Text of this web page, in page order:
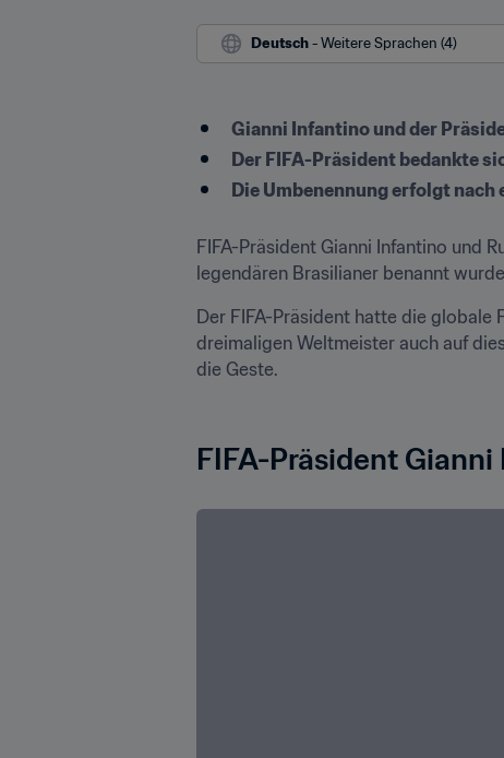
Deutsch - Weitere Sprachen (4)
Gianni Infantino und der
Der FIFA-Präsident bedankte
Die Umbenennung erfolgt
FIFA-Präsident Gianni Infantino und
legendären Brasilianer benannt
Der FIFA-Präsident hatte die globale
dreimaligen Weltmeister auch auf
die Geste.
FIFA-Präsident